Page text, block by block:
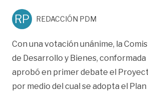
RP REDACCIÓN PDM
Con una votación unánime, la
de Desarrollo y Bienes,
aprobó en primer debate el
por medio del cual se adopta el